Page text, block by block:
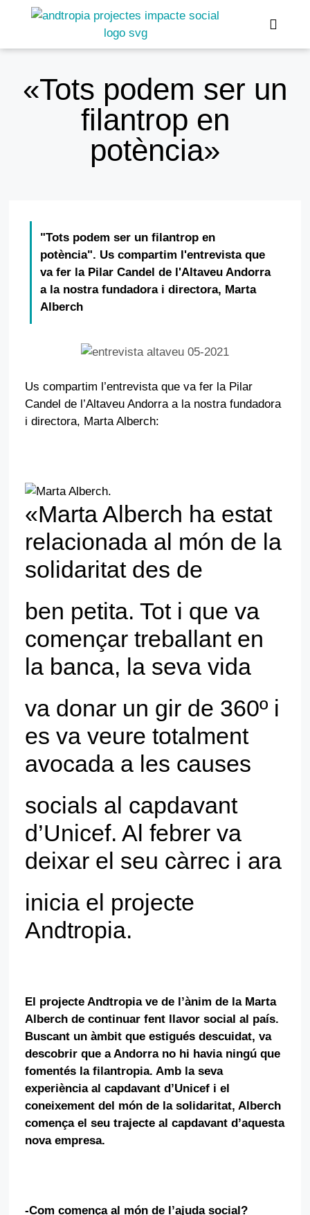
«Tots podem ser un
filantrop en
potència»
"Tots podem ser un filantrop en
potència". Us compartim l'entrevista que
va fer la Pilar Candel de l'Altaveu Andorra
a la nostra fundadora i directora, Marta
Alberch
Us compartim l’entrevista que va fer la Pilar
Candel de l’Altaveu Andorra a la nostra fundadora
i directora, Marta Alberch:
«Marta Alberch ha estat
relacionada al món de la
solidaritat des de
ben petita. Tot i que va
començar treballant en
la banca, la seva vida
va donar un gir de 360º i
es va veure totalment
avocada a les causes
socials al capdavant
d’Unicef. Al febrer va
deixar el seu càrrec i ara
inicia el projecte
Andtropia.
El projecte Andtropia ve de l’ànim de la Marta
Alberch de continuar fent llavor social al país.
Buscant un àmbit que estigués descuidat, va
descobrir que a Andorra no hi havia ningú que
fomentés la filantropia. Amb la seva
experiència al capdavant d’Unicef i el
coneixement del món de la solidaritat, Alberch
comença el seu trajecte al capdavant d’aquesta
nova empresa.
-Com comença al món de l’ajuda social?
Necessàries
galetes no
perquè
funcioni la
web.
Estadístiques
Perquè
funcionalitat i
estructura de la
web, en base a
servir la web.
Experiència
Perquè la
nostra web
funcioni tan bé
com sigui
la teva visita.
Si rebutgeu
aquestes
galetes,
algunes
funcionalitats
de la web.